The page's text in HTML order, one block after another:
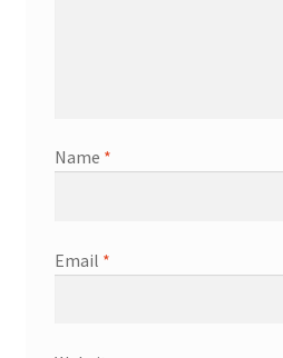
Name *
Email *